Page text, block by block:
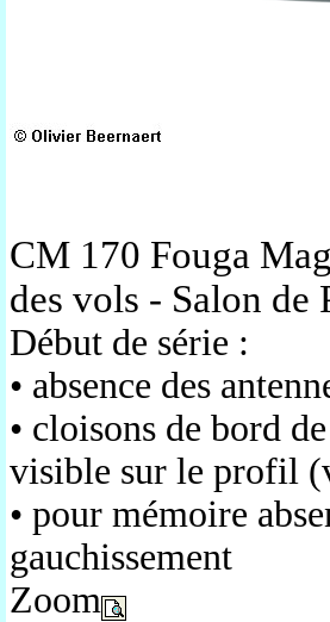
CM 170 Fouga
des vols - Salon de
Début de série :
• absence des
• cloisons de bord
visible sur le profil
• pour mémoire
gauchissement
Zoom